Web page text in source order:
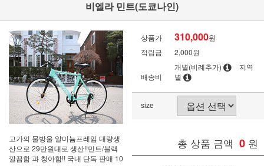
비엘라 민트(도쿄나인)
고가의 물방울 알미늄프레임 대량생
산으로 29만원대로 생산!!민트/블랙
깔끔함 과 청아함!! 국내 단독 판매 10
상품가 310,000원
적립금
2,000원
배송비
개별(비례추가)
지역
별
size
총 상품 금액 0 원